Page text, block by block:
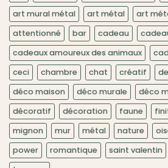
art mural métal
art métal
art
attentionné
bar cadeau
cadeaux amoureux des animaux
ceci
chambre chat créatif
déco maison
déco murale
déco
décoratif
décoration faune
mignon
mur métal nature
power
romantique saint valentin